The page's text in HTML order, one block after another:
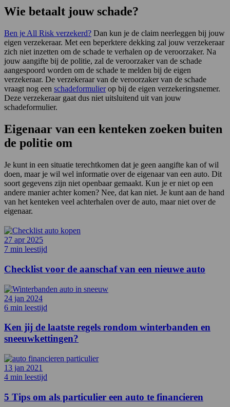
Wie betaalt jouw schade?
Ben je All Risk verzekerd? Dan kun je de claim neerleggen bij jouw
eigen verzekeraar. Met een beperktere dekking zal jouw verzekeraar
zich niet inzetten om de schade te verhalen op de veroorzaker. Na
jouw aangifte bij de politie, zal de veroorzaker van de schade
aangespoord worden om de schade te melden bij de eigen
verzekeraar. De verzekeraar van de veroorzaker van de schade
vraagt nog een schadeformulierop bij de eigen verzekeringsnemer.
Deze verzekeraar gaat dus niet uitsluitend uit van jouw
schadeformulier.
Eigenaar van een kenteken zoeken buiten
de politie om
Je kunt in een situatie terechtkomen dat je geen aangifte kan of wil
doen, maar je wil wel informatie over de eigenaar van een auto. Dit
soort gegevens zijn niet openbaar gemaakt. Kun je er niet op een
andere manier achter komen? Nee, dat kan niet. Je kunt aan de hand
van het kenteken veel achterhalen over de auto, maar niet over de
eigenaar.
27 apr 2025
7 min leestijd
Checklist voor de aanschaf van een nieuwe auto
24 jan 2024
6 min leestijd
Ken jij de laatste regels rondom winterbanden en
sneeuwkettingen?
13 jan 2021
4 min leestijd
5 Tips om als particulier een auto te financieren